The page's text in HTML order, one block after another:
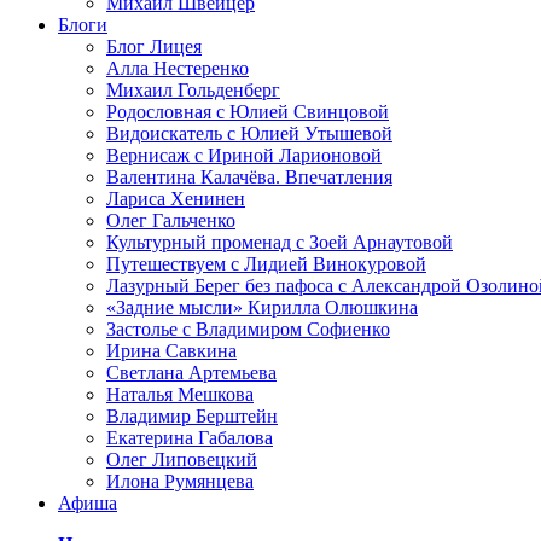
Блоги
Блог Лицея
Алла Нестеренко
Михаил Гольденберг
Родословная с Юлией Свинцовой
Видоискатель с Юлией Утышевой
Вернисаж с Ириной Ларионовой
Валентина Калачёва. Впечатления
Лариса Хенинен
Олег Гальченко
Культурный променад с Зоей Арнаутовой
Путешествуем с Лидией Винокуровой
Лазурный Берег без пафоса с Александрой
«Задние мысли» Кирилла Олюшкина
Застолье с Владимиром Софиенко
Ирина Савкина
Светлана Артемьева
Наталья Мешкова
Владимир Берштейн
Екатерина Габалова
Олег Липовецкий
Илона Румянцева
Афиша